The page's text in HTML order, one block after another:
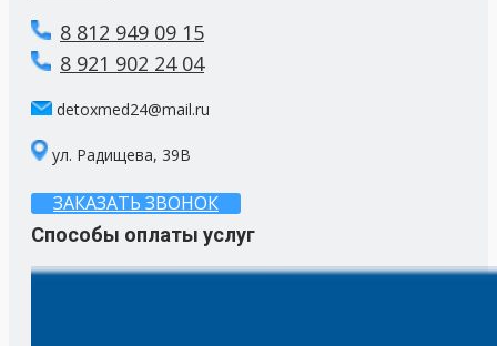
8 812 949 09 15
8 921 902 24 04
detoxmed24@mail.ru
ул. Радищева, 39В
ЗАКАЗАТЬ ЗВОНОК
Способы оплаты услуг